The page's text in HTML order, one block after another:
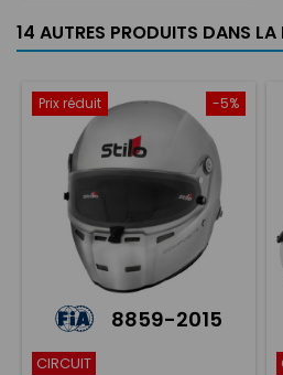
14 AUTRES PRODUITS DANS LA
-5%
Prix réduit
8859-2015
CIRCUIT